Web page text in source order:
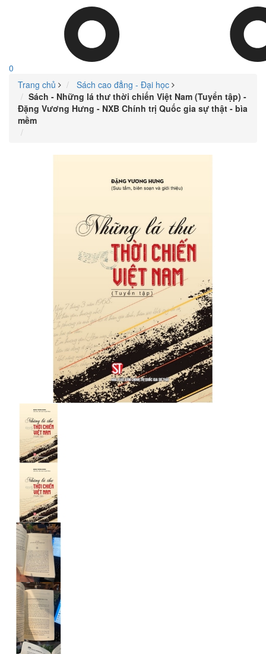
0
Trang chủ
Sách cao đẳng - Đại học
Sách - Những lá thư thời chiến Việt Nam (Tuyển tập) -
Đặng Vương Hưng - NXB Chính trị Quốc gia sự thật - bìa
mềm